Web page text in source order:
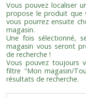
Vous pouvez localiser
propose le produit que
vous pourrez ensuite
magasin.
Une fois sélectionné,
magasin vous seront
de recherche !
Vous pouvez toujours
filtre "Mon magasin/
résultats de recherche.